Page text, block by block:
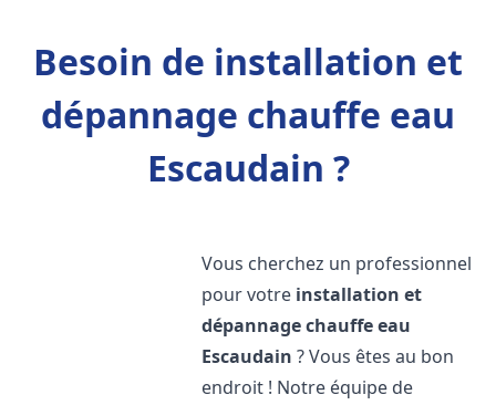
Besoin de installation et
dépannage chauffe eau
Escaudain ?
Vous cherchez un professionnel
pour votre installation et
dépannage chauffe eau
Escaudain ? Vous êtes au bon
endroit ! Notre équipe de